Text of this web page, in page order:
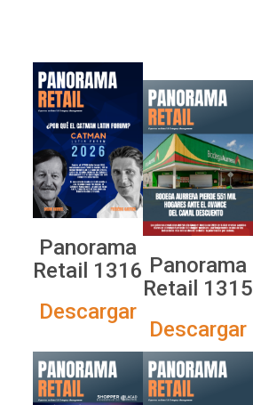
Panorama
Retail 1316
Descargar
Panorama
Retail 1315
Descargar